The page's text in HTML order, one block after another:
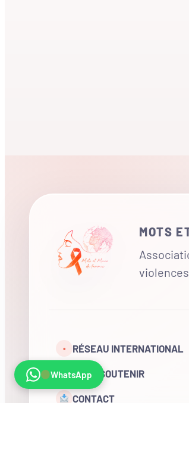
MOTS
• RÉSEAU INTERNATIONAL
NOUS SOUTENIR
CONTACT
WhatsApp